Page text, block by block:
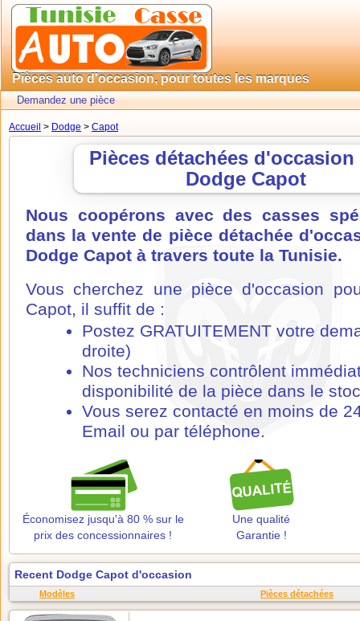
Pièces auto d'occasion, pour toutes les marques
Demandez une pièce
Accueil > Dodge > Capot
Pièces détachées
Dodge Capot
Nous coopérons avec des casses
dans la vente de pièce détachée
Dodge Capot à travers toute la Tunisie.
Vous cherchez une pièce d'occasion
Capot, il suffit de :
Postez GRATUITEMENT votre
droite)
Nos techniciens contrôlent
disponibilité de la pièce dans le
Vous serez contacté en moins de
Email ou par téléphone.
Économisez jusqu'à 80 % sur le
prix des concessionnaires !
Une qualité
Garantie !
Recent Dodge Capot d'occasion
Modèles Pièces détachées